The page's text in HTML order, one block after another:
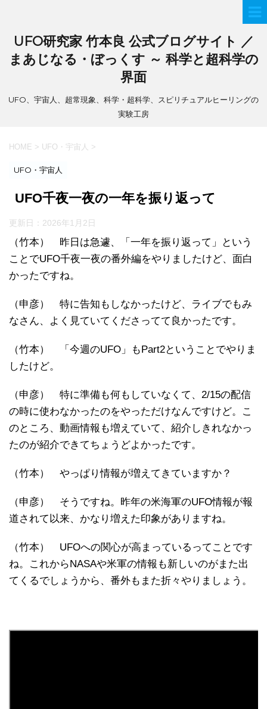
UFO研究家 竹本良 公式ブログサイト ／
まあじなる・ぼっくす ～ 科学と超科学の
界面
UFO、宇宙人、超常現象、科学・超科学、スピリチュアルヒーリングの
実験工房
HOME > UFO・宇宙人 >
UFO・宇宙人
UFO千夜一夜の一年を振り返って
更新日： 2026年1月2日
（竹本） 昨日は急遽、「一年を振り返って」という
ことでUFO千夜一夜の番外編をやりましたけど、面白
かったですね。
（申彦） 特に告知もしなかったけど、ライブでもみ
なさん、よく見ていてくださってて良かったです。
（竹本） 「今週のUFO」もPart2ということでやりま
したけど。
（申彦） 特に準備も何もしていなくて、2/15の配信
の時に使わなかったのをやっただけなんですけど。こ
のところ、動画情報も増えていて、紹介しきれなかっ
たのが紹介できてちょうどよかったです。
（竹本） やっぱり情報が増えてきていますか？
（申彦） そうですね。昨年の米海軍のUFO情報が報
道されて以来、かなり増えた印象がありますね。
（竹本） UFOへの関心が高まっているってことです
ね。これからNASAや米軍の情報も新しいのがまた出
てくるでしょうから、番外もまた折々やりましょう。